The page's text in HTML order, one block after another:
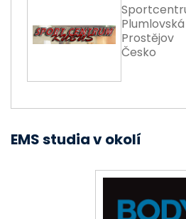
Plumlovská
Prostějov
Česko
EMS studia v okolí